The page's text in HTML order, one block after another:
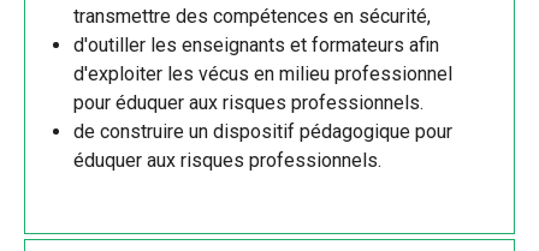
transmettre des compétences en sécurité,
d'outiller les enseignants et formateurs afin
d'exploiter les vécus en milieu professionnel
pour éduquer aux risques professionnels.
de construire un dispositif pédagogique pour
éduquer aux risques professionnels.